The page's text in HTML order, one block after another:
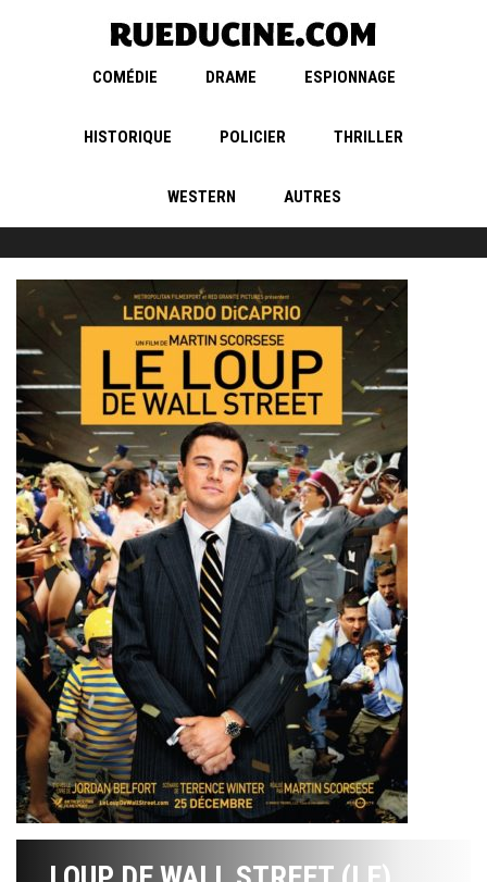
COMÉDIE DRAME ESPIONNAGE
HISTORIQUE POLICIER THRILLER
WESTERN AUTRES